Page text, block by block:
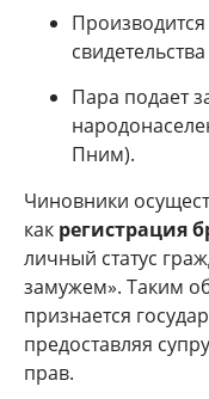
Пара подает
Пним).
Чиновники
как регистрация
личный статус
замужем». Таким
признается
предоставляя
прав.